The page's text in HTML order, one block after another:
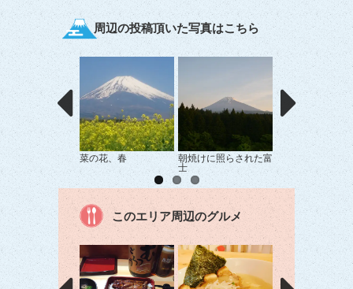
周辺の投稿頂いた写真はこちら
菜の花、春
朝焼けに照らされた富
士
棚田と笠雲の富
このエリア周辺のグルメ